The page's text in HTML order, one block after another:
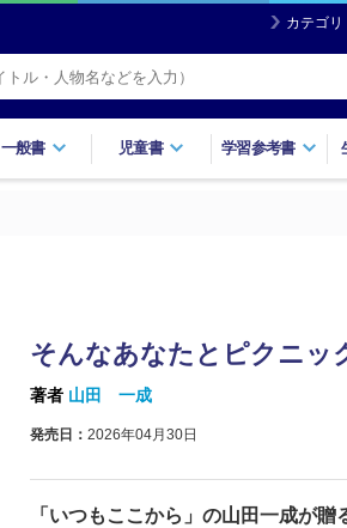
カテゴ
一般書 児童書 学習参考書
そんなあなたとピクニッ
著者 山田 一成
発売日： 2026年04月30日
「いつもここから」の山田一成が